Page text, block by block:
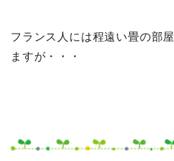
フランス人には程遠い畳の部
ますが・・・